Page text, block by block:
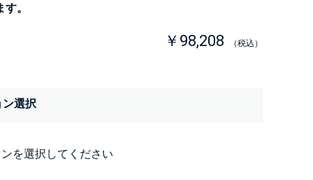
。
￥98,208 （税込）
ン選択
を選択してください